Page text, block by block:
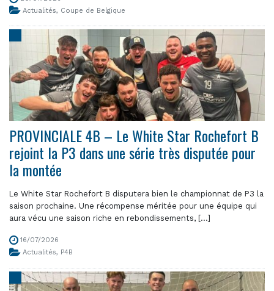
Actualités, Coupe de Belgique
PROVINCIALE 4B – Le White Star Rochefort B
rejoint la P3 dans une série très disputée pour
la montée
Le White Star Rochefort B disputera bien le championnat de P3 la
saison prochaine. Une récompense méritée pour une équipe qui
aura vécu une saison riche en rebondissements, [...]
16/07/2026
Actualités, P4B